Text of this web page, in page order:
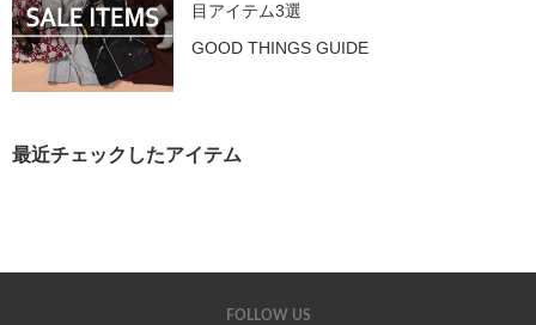
目アイテム3選
GOOD THINGS GUIDE
最近チェックしたアイテム
FOLLOW US